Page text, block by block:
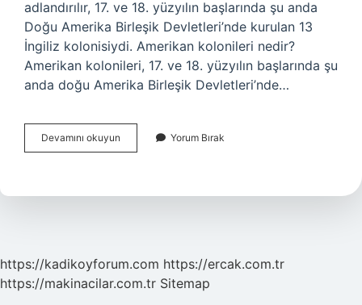
adlandırılır, 17. ve 18. yüzyılın başlarında şu anda
Doğu Amerika Birleşik Devletleri’nde kurulan 13
İngiliz kolonisiydi. Amerikan kolonileri nedir?
Amerikan kolonileri, 17. ve 18. yüzyılın başlarında şu
anda doğu Amerika Birleşik Devletleri’nde…
Devamını okuyun
Koloni
Yorum Bırak
https://kadikoyforum.com https://ercak.com.tr
https://makinacilar.com.tr Sitemap